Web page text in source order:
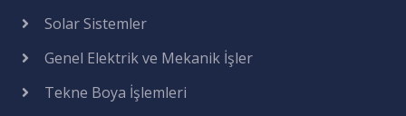
Solar Sistemler
Genel Elektrik ve Mekanik İşler
Tekne Boya İşlemleri